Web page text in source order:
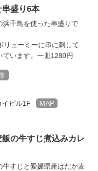
盛り6本
浜千鳥を使った串盛りで
リューミーに串に刺して
ています。一皿1280円
ビル1F
MAP
の牛すじ煮込みカレ
牛すじと愛媛県産はだか麦